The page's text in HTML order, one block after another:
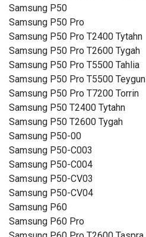
Samsung P50
Samsung P50 Pro
Samsung P50 Pro T2400 Tytahn
Samsung P50 Pro T2600 Tygah
Samsung P50 Pro T5500 Tahlia
Samsung P50 Pro T5500 Teygun
Samsung P50 Pro T7200 Torrin
Samsung P50 T2400 Tytahn
Samsung P50 T2600 Tygah
Samsung P50-00
Samsung P50-C003
Samsung P50-C004
Samsung P50-CV03
Samsung P50-CV04
Samsung P60
Samsung P60 Pro